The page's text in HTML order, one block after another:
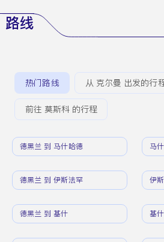
路线
热门路线 从 克尔曼 出发的行
前往 莫斯科 的行程
德黑兰 到 马什哈德 马
德黑兰 到 伊斯法罕 伊
德黑兰 到 基什 基